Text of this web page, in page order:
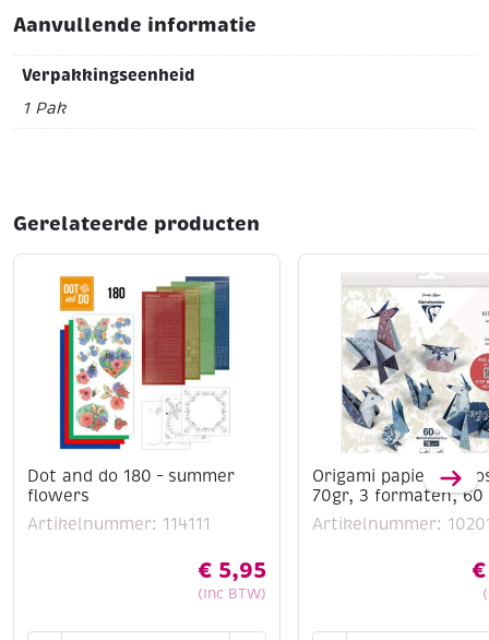
Aanvullende informatie
Verpakkingseenheid
1 Pak
Gerelateerde producten
Dot and do 180 – summer
flowers
Artikelnummer: 114111
€ 5,95
(Inc BTW)
Origami papier kit
70gr, 3 formaten, 60
Artikelnummer:
€